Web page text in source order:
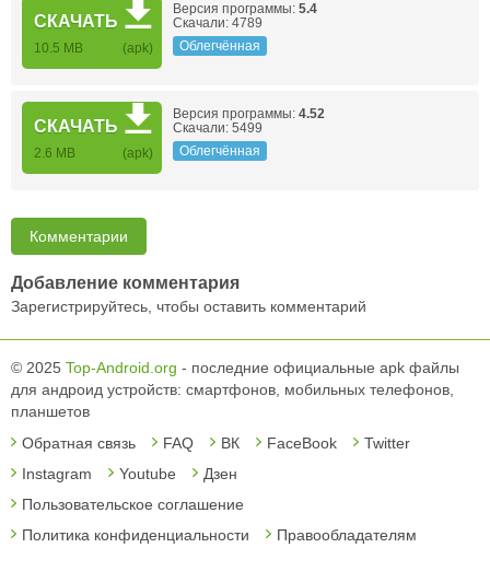
СКАЧАТЬ
10.5 MB (apk)
Версия программы: 5.4
Скачали: 4789
Облегчённая
СКАЧАТЬ
2.6 MB (apk)
Версия программы: 4.52
Скачали: 5499
Облегчённая
Комментарии
Добавление комментария
Зарегистрируйтесь, чтобы оставить комментарий
© 2025 Top-Android.org - последние официальные apk файлы
для андроид устройств: смартфонов, мобильных телефонов,
планшетов
Обратная связь
FAQ ВК FaceBook
Twitter
Instagram
Youtube
Дзен
Пользовательское соглашение
Политика конфиденциальности
Правообладателям